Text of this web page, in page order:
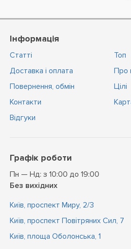
Інформація
Статті
Доставка і оплата
Повернення, обмін
Контакти
Відгуки
Топ
Про
Цiлi
Графік роботи
Пн — Нд: з 10:00 до 19:00
Без вихідних
Київ, проспект Миру, 2/3
Київ, проспект Повітряних Сил, 7
Київ, площа Оболонська, 1